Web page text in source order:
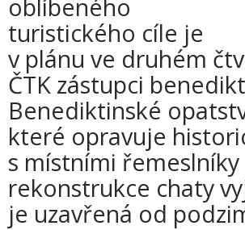
oblíbeného
turistického cíle je
v plánu ve druhém
ČTK zástupci
Benediktinské
které opravuje
s místními
rekonstrukce chaty
je uzavřená od